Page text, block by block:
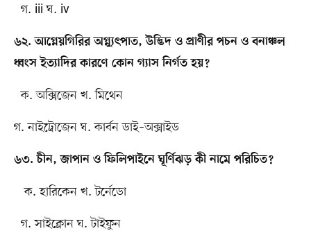
গ. iii ঘ. iv
৬২. আগ্নেয়গিরির অগ্ন্যুৎপাত, উদ্ভিদ ও প্রাণীর পচন ও বনাঞ্চল
ধ্বংস ইত্যাদির কারণে কোন গ্যাস নির্গত হয়?
ক. অক্সিজেন খ. মিথেন
গ. নাইট্রোজেন ঘ. কার্বন ডাই–অক্সাইড
৬৩. চীন, জাপান ও ফিলিপাইনে ঘূর্ণিঝড় কী নামে পরিচিত?
ক. হারিকেন খ. টর্নেডো
গ. সাইক্লোন ঘ. টাইফুন